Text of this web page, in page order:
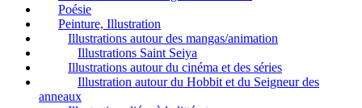
Poésie
Peinture, Illustration
Illustrations autour des mangas/animation
Illustrations Saint Seiya
Illustrations autour du cinéma et des séries
Illustration autour du Hobbit et du Seigneur des
anneaux